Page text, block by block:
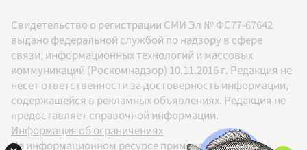
Свидетельство о регистрации СМИ Эл № ФС77-67642
выдано федеральной службой по надзору в сфере
связи, информационных технологий и массовых
коммуникаций (Роскомнадзор) 10.11.2016 г. Редакция не
несет ответственности за достоверность информации,
содержащейся в рекламных объявлениях. Редакция не
предоставляет справочной информации.
Информация об ограничениях
На информационном ресурсе применяются